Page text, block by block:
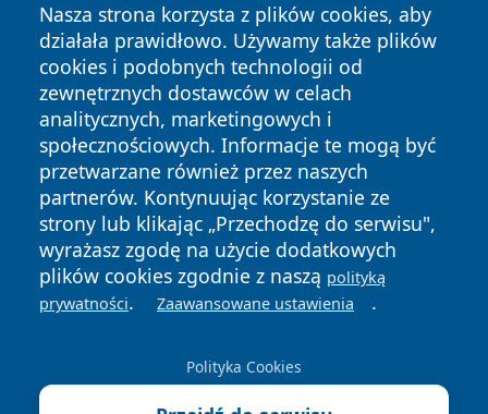
Nasza strona korzysta z plików cookies, aby
działała prawidłowo. Używamy także plików
cookies i podobnych technologii od
zewnętrznych dostawców w celach
analitycznych, marketingowych i
społecznościowych. Informacje te mogą być
przetwarzane również przez naszych
partnerów. Kontynuując korzystanie ze
strony lub klikając „Przechodzę do serwisu",
wyrażasz zgodę na użycie dodatkowych
plików cookies zgodnie z naszą polityką
prywatności. Zaawansowane ustawienia .
Polityka Cookies
Copyright © 2026 portalzielonagora.pl Wszystkie prawa
zastrzeżone.
News Autorzy
Polityka
Prywatności
Polityka
Cookies